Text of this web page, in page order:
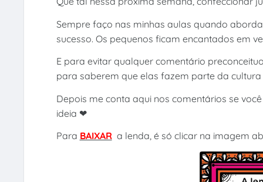
Sempre faço nas minhas aulas quando
sucesso. Os pequenos ficam encantados em
E para evitar qualquer comentário
para saberem que elas fazem parte da
Depois me conta aqui nos comentários se
ideia ❤
Para BAIXARa lenda, é só clicar na imagem